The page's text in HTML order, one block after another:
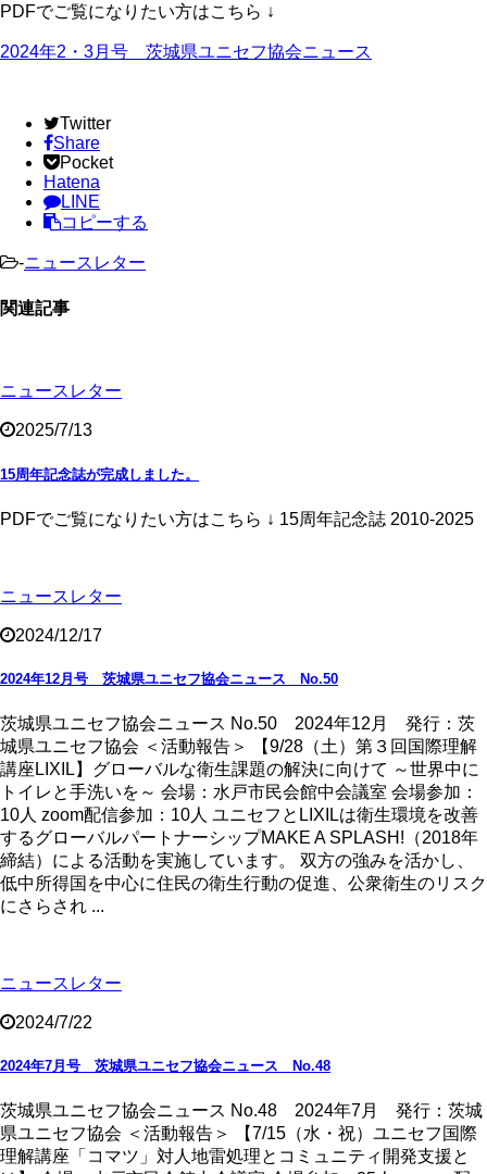
PDFでご覧になりたい方はこちら ↓
2024年2・3月号 茨城県ユニセフ協会ニュース
Twitter
Share
Pocket
Hatena
LINE
コピーする
-ニュースレター
関連記事
ニュースレター
2025/7/13
15周年記念誌が完成しました。
PDFでご覧になりたい方はこちら ↓ 15周年記念誌 2010-2025
ニュースレター
2024/12/17
2024年12月号 茨城県ユニセフ協会ニュース No.50
茨城県ユニセフ協会ニュース No.50 2024年12月 発行：茨
城県ユニセフ協会 ＜活動報告＞ 【9/28（土）第３回国際理解
講座LIXIL】グローバルな衛生課題の解決に向けて ～世界中に
トイレと手洗いを～ 会場：水戸市民会館中会議室 会場参加：
10人 zoom配信参加：10人 ユニセフとLIXILは衛生環境を改善
するグローバルパートナーシップMAKE A SPLASH!（2018年
締結）による活動を実施しています。 双方の強みを活かし、
低中所得国を中心に住民の衛生行動の促進、公衆衛生のリスク
にさらされ ...
ニュースレター
2024/7/22
2024年7月号 茨城県ユニセフ協会ニュース No.48
茨城県ユニセフ協会ニュース No.48 2024年7月 発行：茨城
県ユニセフ協会 ＜活動報告＞ 【7/15（水・祝）ユニセフ国際
理解講座「コマツ」対人地雷処理とコミュニティ開発支援と